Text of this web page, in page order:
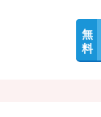
無
料